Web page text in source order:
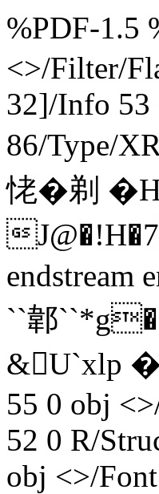
%PDF-1.5
<>/Filter/
32]/Info 53
86/Type/
恅�剃
endstream
``郼
&U`xlp
55 0 obj
52 0 R/
obj <>/